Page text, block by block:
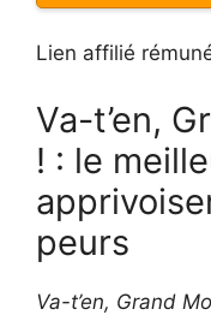
Lien affilié
Va-t’en,
! : le
peurs
Va-t’en, Grand